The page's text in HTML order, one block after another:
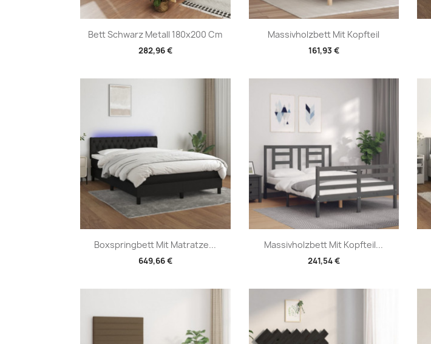
Bett Schwarz Metall 180x200 Cm
282,96 €
Vorschau Massivholzbett Mit Kopfteil
161,93 €
Vorschau
Boxspringbett Mit Matratze...
649,66 €
Vorschau Massivholzbett Mit Kopfteil...
241,54 €
Vorschau